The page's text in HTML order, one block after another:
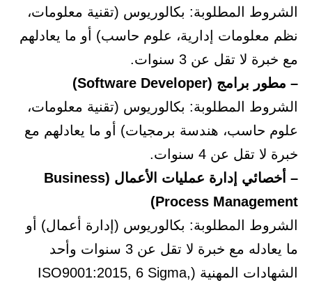
الشروط المطلوبة: بكالوريوس (تقنية معلومات،
نظم معلومات إدارية، علوم حاسب) أو ما يعادلهم
مع خبرة لا تقل عن 3 سنوات.
– مطور برامج (Software Developer)
الشروط المطلوبة: بكالوريوس (تقنية معلومات،
علوم حاسب، هندسة برمجيات) أو ما يعادلهم مع
خبرة لا تقل عن 4 سنوات.
– أخصائي إدارة عمليات الأعمال (Business
Process Management)
الشروط المطلوبة: بكالوريوس (إدارة أعمال) أو
ما يعادله مع خبرة لا تقل عن 3 سنوات وأحد
الشهادات المهنية (ISO9001:2015, 6 Sigma,